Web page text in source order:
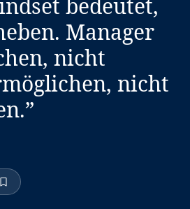
bedeutet,
Manager
nicht
nicht
”